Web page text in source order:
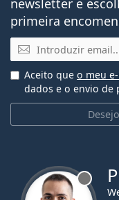
primeira
Email
Aceito que o meu
dados e o envio de